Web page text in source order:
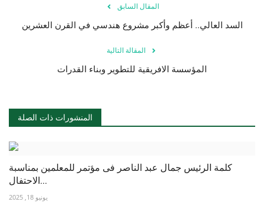
المقال السابق
السد العالي.. أعظم وأكبر مشروع هندسي في القرن العشرين
المقالة التالية
المؤسسة الافريقية للتطوير وبناء القدرات
المنشورات ذات الصلة
كلمة الرئيس جمال عبد الناصر فى مؤتمر للمعلمين بمناسبة
الاحتفال...
يونيو 18, 2025